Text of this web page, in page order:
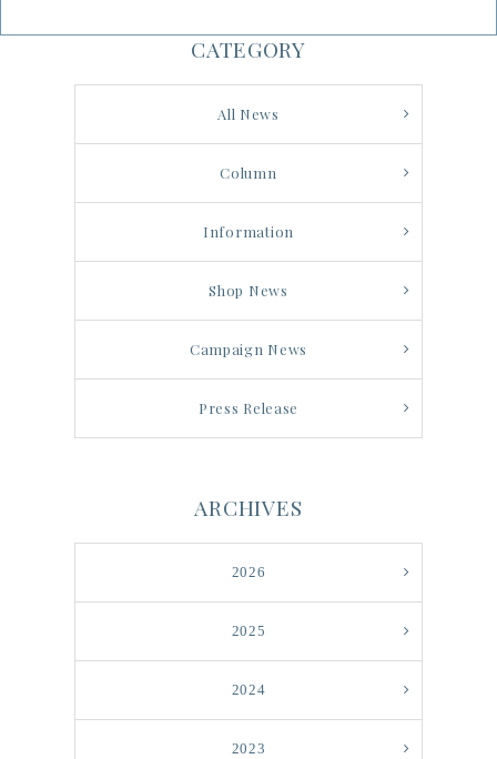
CATEGORY
All News
Column
Information
Shop News
Campaign News
Press Release
ARCHIVES
2026
2025
2024
2023